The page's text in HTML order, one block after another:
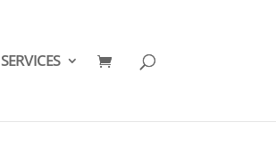
SERVICES